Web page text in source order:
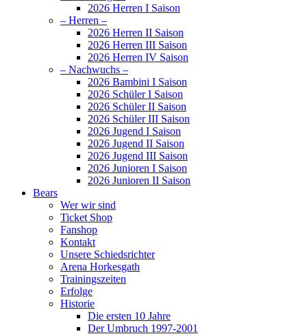
2026 Herren I Saison
– Herren –
2026 Herren II Saison
2026 Herren III Saison
2026 Herren IV Saison
– Nachwuchs –
2026 Bambini I Saison
2026 Schüler I Saison
2026 Schüler II Saison
2026 Schüler III Saison
2026 Jugend I Saison
2026 Jugend II Saison
2026 Jugend III Saison
2026 Junioren I Saison
2026 Junioren II Saison
Bears
Wer wir sind
Ticket Shop
Fanshop
Kontakt
Unsere Schiedsrichter
Arena Horkesgath
Trainingszeiten
Erfolge
Historie
Die ersten 10 Jahre
Der Umbruch 1997-2001